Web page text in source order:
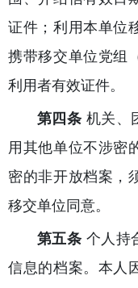
证件；利用本单位
携带移交单位党组
利用者有效证件。
第四条 机关、
用其他单位不涉密
密的非开放档案，
移交单位同意。
第五条 个人持
信息的档案。本人